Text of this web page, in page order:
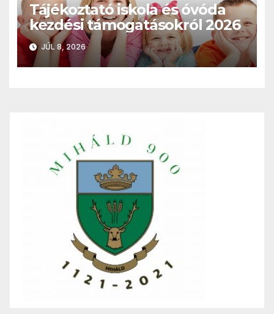
Tájékoztató iskola és óvóda
kezdési támogatásokról 2026
JÚL 8, 2026